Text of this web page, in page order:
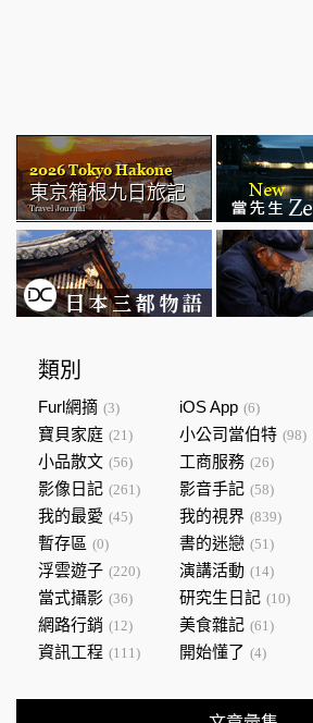
類別
Furl網摘 (3) iOS App (6)
寶貝家庭 (21) 小公司當伯特 (98)
小品散文 (56) 工商服務 (26)
影像日記 (261) 影音手記 (58)
我的最愛 (45) 我的視界 (839)
暫存區 (0) 書的迷戀 (51)
浮雲遊子 (220) 演講活動 (14)
當式攝影 (36) 研究生日記 (10)
網路行銷 (12) 美食雜記 (61)
資訊工程 (111) 開始懂了 (4)